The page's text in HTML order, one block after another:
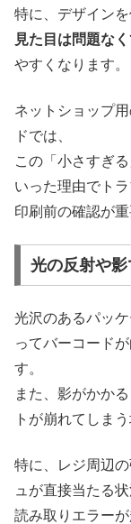
特に、デザイン
見た目は問題な
やすくなります。
ネットショップ
ドでは、
この「小さすぎ
いった理由でト
印刷前の確認が重
光の反射や
光沢のあるパッ
ってバーコード
す。
また、影がかか
トが崩れてしま
特に、レジ周辺
ュが直接当たる状
読み取りエラー